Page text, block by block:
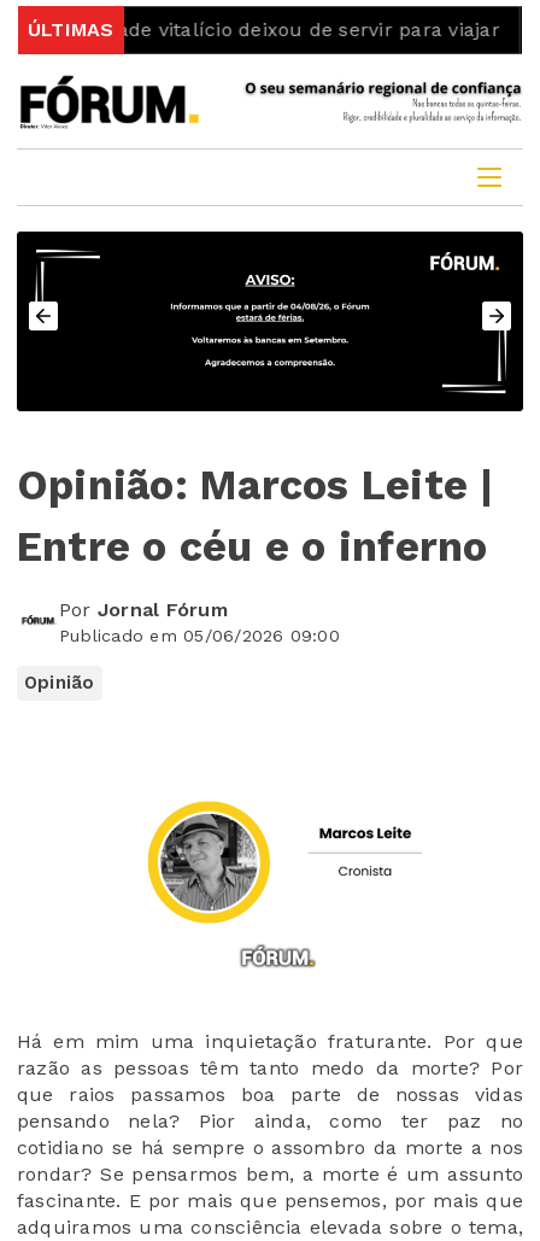
ÚLTIMASvitalício deixou de servir para viajar Dois
Opinião: Marcos Leite |
Entre o céu e o inferno
Por Jornal Fórum
Publicado em 05/06/2026 09:00
Opinião
Há em mim uma inquietação fraturante. Por que
razão as pessoas têm tanto medo da morte? Por
que raios passamos boa parte de nossas vidas
pensando nela? Pior ainda, como ter paz no
cotidiano se há sempre o assombro da morte a nos
rondar? Se pensarmos bem, a morte é um assunto
fascinante. E por mais que pensemos, por mais que
adquiramos uma consciência elevada sobre o tema,